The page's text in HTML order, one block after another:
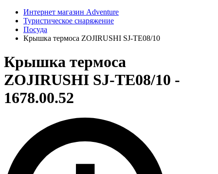
Интернет магазин Adventure
Туристическое снаряжение
Посуда
Крышка термоса ZOJIRUSHI SJ-TE08/10
Крышка термоса
ZOJIRUSHI SJ-TE08/10 -
1678.00.52